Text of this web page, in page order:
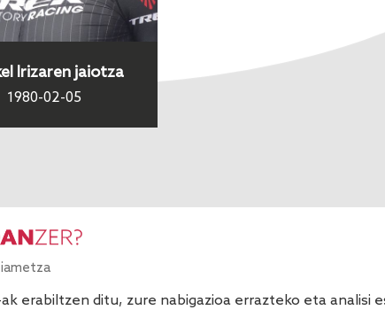
Irizaren jaiotza
1980-02-05
iametza
erabiltzen ditu, zure nabigazioa errazteko eta